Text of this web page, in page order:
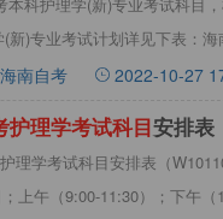
新)专业考试计划详见下表：
海南自考 2022-10-27
护理学考试科目安排表
理学考试科目安排表（
上午（9:00-11:30）；下午（